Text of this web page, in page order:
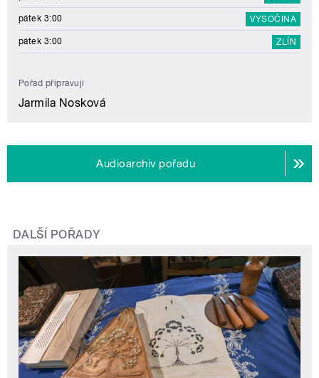
pátek 3:00 VYSOČINA
pátek 3:00 ZLÍN
Pořad připravují
Jarmila Nosková
Audioarchiv pořadu
DALŠÍ POŘADY